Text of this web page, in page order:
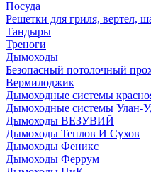
Посуда
Решетки для гриля, вертел,
Тандыры
Треноги
Дымоходы
Безопасный потолочный
Вермилоджик
Дымоходные системы
Дымоходные системы Улан-
Дымоходы ВЕЗУВИЙ
Дымоходы Теплов И Сухов
Дымоходы Феникс
Дымоходы Феррум